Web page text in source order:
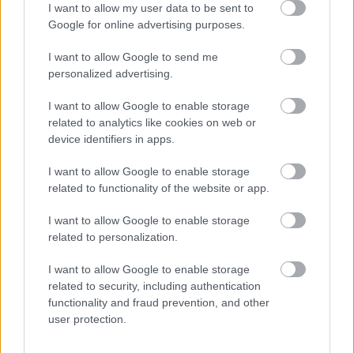
I want to allow my user data to be sent to
Google for online advertising purposes.
I want to allow Google to send me
personalized advertising.
I want to allow Google to enable storage
related to analytics like cookies on web or
device identifiers in apps.
I want to allow Google to enable storage
related to functionality of the website or app.
I want to allow Google to enable storage
related to personalization.
I want to allow Google to enable storage
related to security, including authentication
functionality and fraud prevention, and other
user protection.
moves (pörgések és akrobata elemek),
freezes (hirtelen megállások, „megfagyások)
és a housedance (lábmunka, ugrások, de
ebben is vannak latin tánc, capoeira elemek).
streetball és a jellegzetes graffittik is
hozzájárulnak.